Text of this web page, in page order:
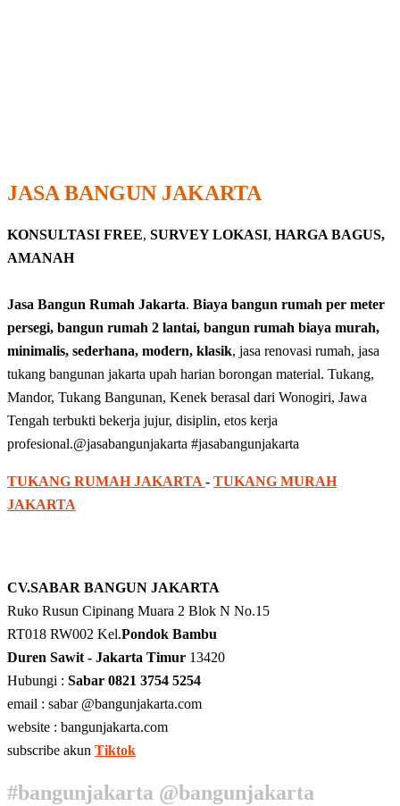
JASA BANGUN JAKARTA
KONSULTASI FREE, SURVEY LOKASI, HARGA BAGUS,
AMANAH
Jasa Bangun Rumah Jakarta. Biaya bangun rumah per meter
persegi, bangun rumah 2 lantai, bangun rumah biaya murah,
minimalis, sederhana, modern, klasik, jasa renovasi rumah, jasa
tukang bangunan jakarta upah harian borongan material. Tukang,
Mandor, Tukang Bangunan, Kenek berasal dari Wonogiri, Jawa
Tengah terbukti bekerja jujur, disiplin, etos kerja
profesional.@jasabangunjakarta #jasabangunjakarta
TUKANG RUMAH JAKARTA - TUKANG MURAH
JAKARTA
CV.SABAR BANGUN JAKARTA
Ruko Rusun Cipinang Muara 2 Blok N No.15
RT018 RW002 Kel.Pondok Bambu
Duren Sawit - Jakarta Timur 13420
Hubungi : Sabar 0821 3754 5254
email : sabar @bangunjakarta.com
website : bangunjakarta.com
subscribe akun Tiktok
#bangunjakarta @bangunjakarta